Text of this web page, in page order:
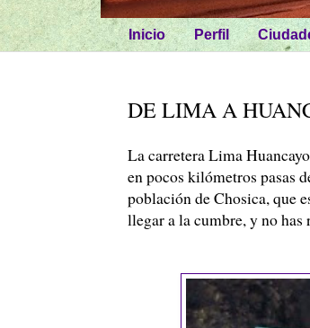
Inicio Perfil
DE LIMA A
La carretera LimaHuancayo
en pocos kilómetros pasas
población deChosica, que
llegar a la cumbre, y no